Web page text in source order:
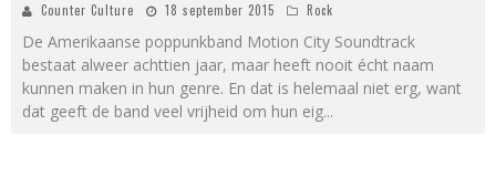
Counter Culture 18 september 2015 Rock
De Amerikaanse poppunkband Motion City Soundtrack
bestaat alweer achttien jaar, maar heeft nooit écht naam
kunnen maken in hun genre. En dat is helemaal niet erg, want
dat geeft de band veel vrijheid om hun eig...